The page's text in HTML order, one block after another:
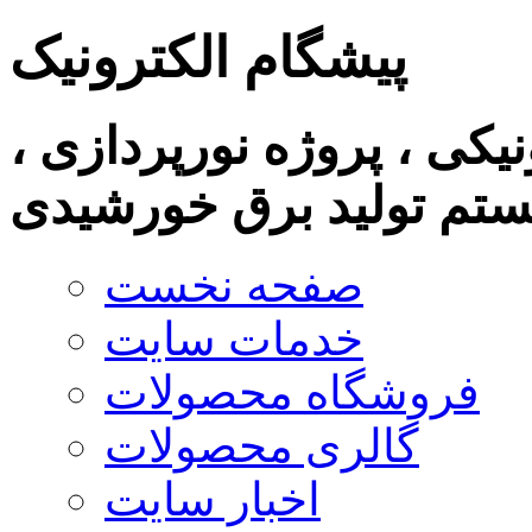
پیشگام الکترونیک
، پروژه نورپردازی ،
تولید برق خورشیدی
صفحه نخست
خدمات سایت
فروشگاه محصولات
گالری محصولات
اخبار سایت